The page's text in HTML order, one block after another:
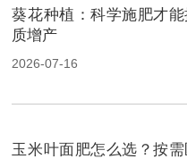
葵花种植：科学施肥才能
质增产
2026-07-16
玉米叶面肥怎么选？按需